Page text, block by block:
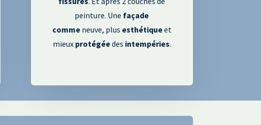
peinture. Une façade
comme neuve, plus esthétiqueet
mieux protégéedes intempéries.